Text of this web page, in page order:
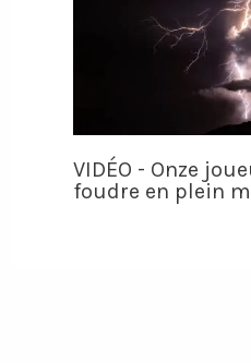
VIDÉO - Onze
foudre en plein